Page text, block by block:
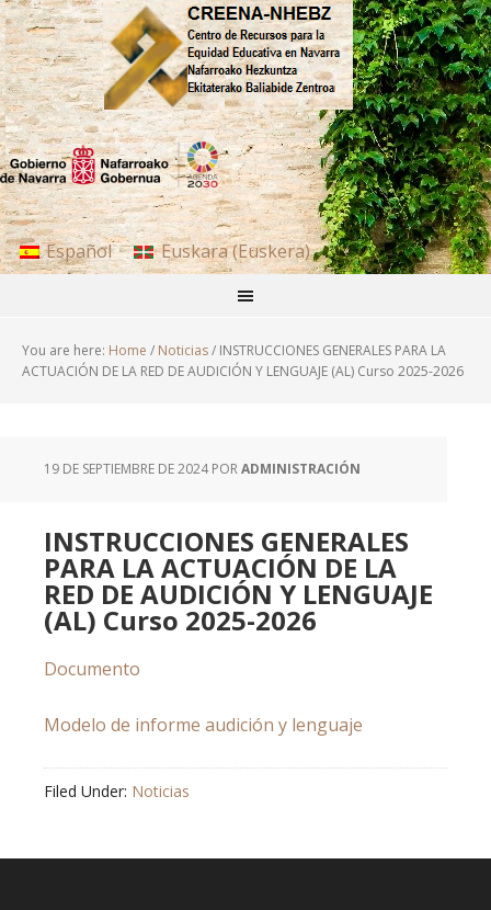
Español Euskara(Euskera)
You are here: Home / Noticias/ INSTRUCCIONES GENERALES PARA LA
ACTUACIÓN DE LA RED DE AUDICIÓN Y LENGUAJE (AL) Curso 2025-2026
19 DE SEPTIEMBRE DE 2024PORADMINISTRACIÓN
INSTRUCCIONES GENERALES
PARA LA ACTUACIÓN DE LA
RED DE AUDICIÓN Y LENGUAJE
(AL) Curso 2025-2026
Documento
Modelo de informe audición y lenguaje
Filed Under: Noticias